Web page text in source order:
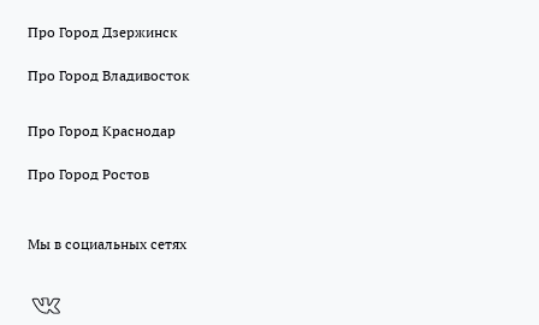
Про Город Дзержинск
Про Город Владивосток
Про Город Краснодар
Про Город Ростов
Мы в социальных сетях